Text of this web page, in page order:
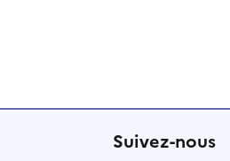
Suivez-nous